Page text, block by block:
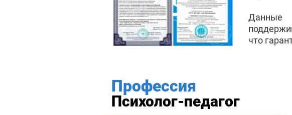
Данные
что
Профессия
Психолог-педагог